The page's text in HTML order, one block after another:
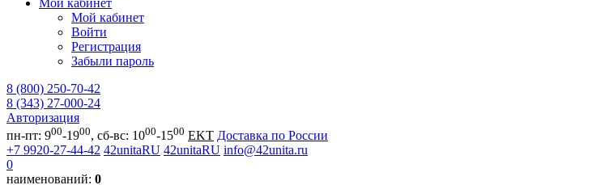
Мой кабинет
Мой кабинет
Войти
Регистрация
Забыли пароль
8 (800) 250-70-42
8 (343) 27-000-24
Авторизация
пн-пт: 900-1900, сб-вс: 1000-1500 EKT Доставка по России
+7 9920-27-44-42 42unitaRU 42unitaRU info@42unita.ru
0
наименований: 0